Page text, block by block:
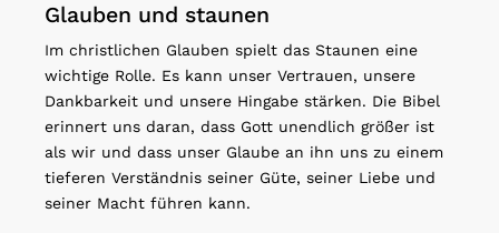
Glauben und staunen
Im christlichen Glauben spielt das Staunen eine
wichtige Rolle. Es kann unser Vertrauen, unsere
Dankbarkeit und unsere Hingabe stärken. Die Bibel
erinnert uns daran, dass Gott unendlich größer ist
als wir und dass unser Glaube an ihn uns zu einem
tieferen Verständnis seiner Güte, seiner Liebe und
seiner Macht führen kann.